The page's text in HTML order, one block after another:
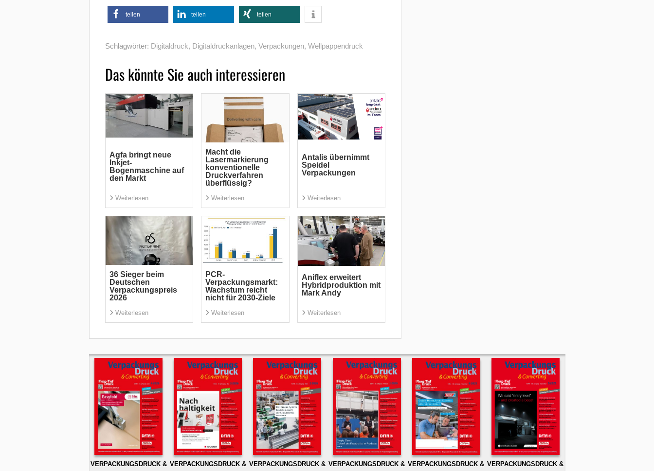
teilen teilen teilen
Schlagwörter: Digitaldruck, Digitaldruckanlagen, Verpackungen, Wellpappendruck
Das könnte Sie auch interessieren
Agfa bringt neue
Inkjet-
Bogenmaschine auf
den Markt
Weiterlesen
Macht die
Lasermarkierung
konventionelle
Druckverfahren
überflüssig?
Weiterlesen
Antalis übernimmt
Speidel
Verpackungen
Weiterlesen
36 Sieger beim
Deutschen
Verpackungspreis
2026
Weiterlesen
PCR-
Verpackungsmarkt:
Wachstum reicht
nicht für 2030-Ziele
Weiterlesen
Aniflex erweitert
Hybridproduktion mit
Mark Andy
Weiterlesen
VERPACKUNGSDRUCK & VERPACKUNGSDRUCK & VERPACKUNGSDRUCK & VERPACKUNGSDRUCK & VERPACKUNGSDRUCK & VERPACKUNGSDRUCK &